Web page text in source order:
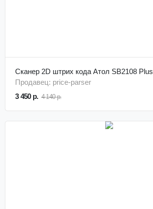
Сканер 2D штрих кода Атол SB2108 Plus
Продавец: price-parser
3 450 р. 4 140 р.